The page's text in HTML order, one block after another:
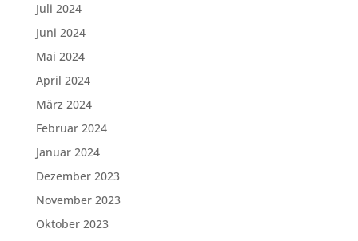
Juli 2024
Juni 2024
Mai 2024
April 2024
März 2024
Februar 2024
Januar 2024
Dezember 2023
November 2023
Oktober 2023